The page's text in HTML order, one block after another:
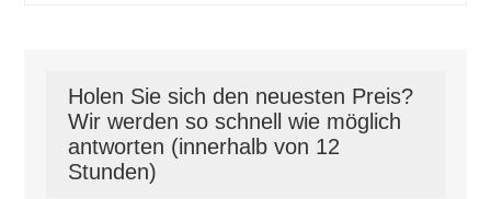
Holen Sie sich den neuesten Preis?
Wir werden so schnell wie möglich
antworten (innerhalb von 12
Stunden)